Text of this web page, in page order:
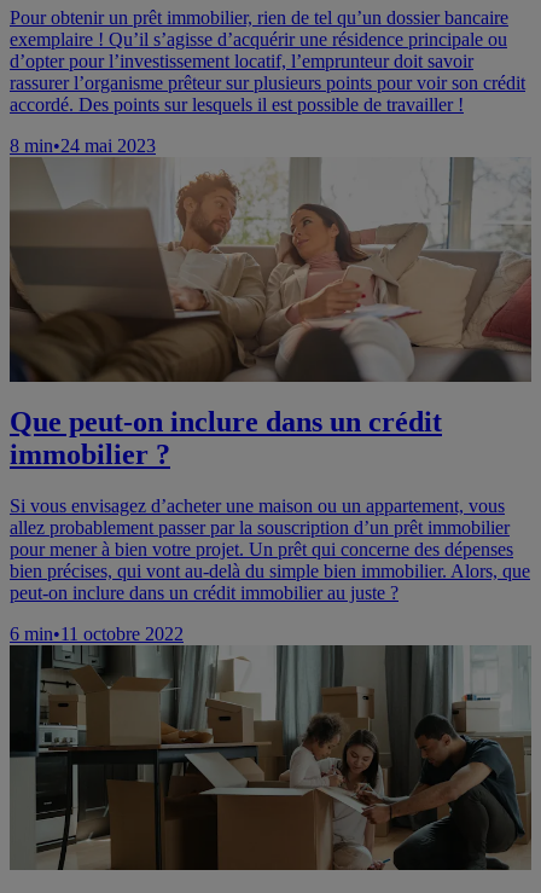
Pour obtenir un prêt immobilier, rien de tel qu’un dossier bancaire
exemplaire ! Qu’il s’agisse d’acquérir une résidence principale ou
d’opter pour l’investissement locatif, l’emprunteur doit savoir
rassurer l’organisme prêteur sur plusieurs points pour voir son crédit
accordé. Des points sur lesquels il est possible de travailler !
8 min•24 mai 2023
Que peut-on inclure dans un crédit
immobilier ?
Si vous envisagez d’acheter une maison ou un appartement, vous
allez probablement passer par la souscription d’un prêt immobilier
pour mener à bien votre projet. Un prêt qui concerne des dépenses
bien précises, qui vont au-delà du simple bien immobilier. Alors, que
peut-on inclure dans un crédit immobilier au juste ?
6 min•11 octobre 2022